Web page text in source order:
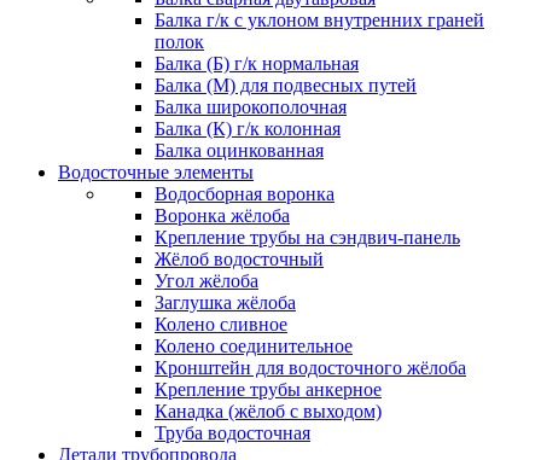
Балка г/к с уклоном внутренних граней
полок
Балка (Б) г/к нормальная
Балка (М) для подвесных путей
Балка широкополочная
Балка (К) г/к колонная
Балка оцинкованная
Водосточные элементы
Водосборная воронка
Воронка жёлоба
Крепление трубы на сэндвич-панель
Жёлоб водосточный
Угол жёлоба
Заглушка жёлоба
Колено сливное
Колено соединительное
Кронштейн для водосточного жёлоба
Крепление трубы анкерное
Канадка (жёлоб с выходом)
Труба водосточная
Детали трубопровода